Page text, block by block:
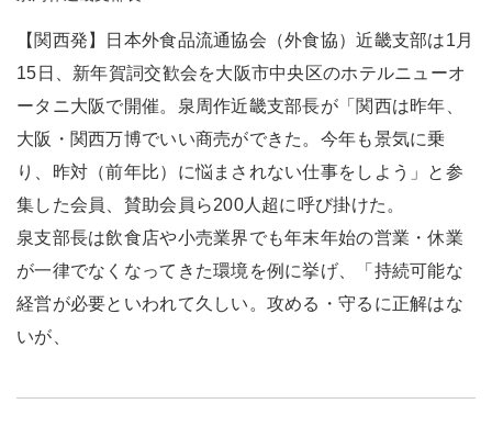
【関西発】日本外食品流通協会（外食協）近畿支部は1月
15日、新年賀詞交歓会を大阪市中央区のホテルニューオ
ータニ大阪で開催。泉周作近畿支部長が「関西は昨年、
大阪・関西万博でいい商売ができた。今年も景気に乗
り、昨対（前年比）に悩まされない仕事をしよう」と参
集した会員、賛助会員ら200人超に呼び掛けた。
泉支部長は飲食店や小売業界でも年末年始の営業・休業
が一律でなくなってきた環境を例に挙げ、「持続可能な
経営が必要といわれて久しい。攻める・守るに正解はな
いが、